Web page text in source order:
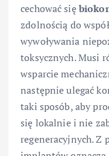
cechować się
zdolnością do
wywoływania
toksycznych. Musi
wsparcie
następnie ulegać
taki sposób, aby
się lokalnie i nie
regeneracyjnych.